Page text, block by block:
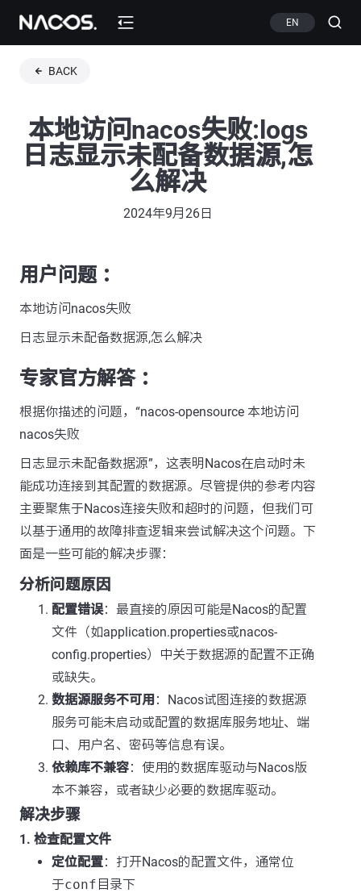
EN
BACK
本地访问nacos失败:logs
日志显示未配备数据源,怎
么解决
2024年9月26日
用户问题 ：
本地访问nacos失败
日志显示未配备数据源,怎么解决
专家官方解答 ：
根据你描述的问题，“nacos-opensource 本地访问
nacos失败
日志显示未配备数据源”，这表明Nacos在启动时未
能成功连接到其配置的数据源。尽管提供的参考内容
主要聚焦于Nacos连接失败和超时的问题，但我们可
以基于通用的故障排查逻辑来尝试解决这个问题。下
面是一些可能的解决步骤：
分析问题原因
配置错误：最直接的原因可能是Nacos的配置
文件（如application.properties或nacos-
config.properties）中关于数据源的配置不正确
或缺失。
数据源服务不可用 ：Nacos试图连接的数据源
服务可能未启动或配置的数据库服务地址、端
口、用户名、密码等信息有误。
依赖库不兼容：使用的数据库驱动与Nacos版
本不兼容，或者缺少必要的数据库驱动。
解决步骤
1. 检查配置文件
定位配置：打开Nacos的配置文件，通常位
于conf 目录下